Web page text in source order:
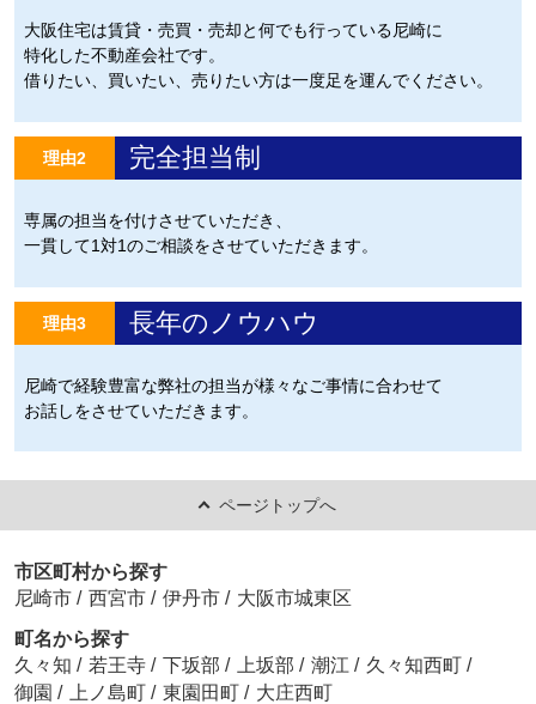
大阪住宅は賃貸・売買・売却と何でも行っている尼崎に
特化した不動産会社です。
借りたい、買いたい、売りたい方は一度足を運んでください。
理由2 完全担当制
専属の担当を付けさせていただき、
一貫して1対1のご相談をさせていただきます。
理由3 長年のノウハウ
尼崎で経験豊富な弊社の担当が様々なご事情に合わせて
お話しをさせていただきます。
ページトップへ
市区町村から探す
尼崎市 / 西宮市 / 伊丹市 / 大阪市城東区
町名から探す
久々知 / 若王寺 / 下坂部 / 上坂部 / 潮江 / 久々知西町 /
御園 / 上ノ島町 / 東園田町 / 大庄西町